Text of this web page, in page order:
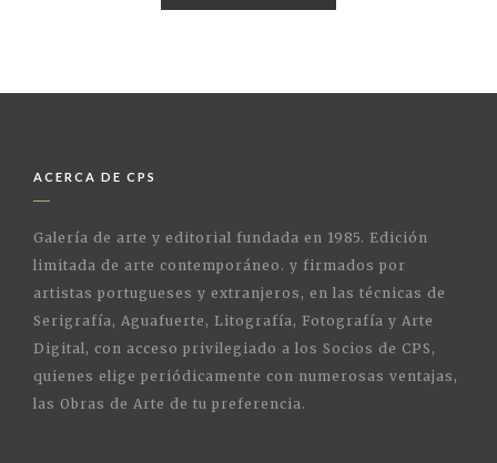
ACERCA DE CPS
Galería de arte y editorial fundada en 1985. Edición
limitada de arte contemporáneo. y firmados por
artistas portugueses y extranjeros, en las técnicas de
Serigrafía, Aguafuerte, Litografía, Fotografía y Arte
Digital, con acceso privilegiado a los Socios de CPS,
quienes elige periódicamente con numerosas ventajas,
las Obras de Arte de tu preferencia.